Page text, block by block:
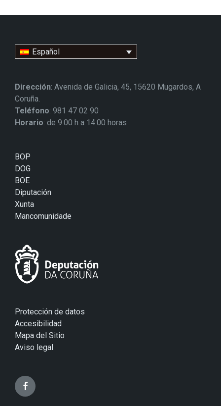
Español
Dirección: Avenida de Galicia, 45, 15620 Mugardos, A
Coruña.
Teléfono: 981 47 02 90
Horario: de 9.00 h a 14.00 horas
BOP
DOG
BOE
Diputación
Xunta
Mancomunidade
Protección de datos
Accesibilidad
Mapa del Sitio
Aviso legal